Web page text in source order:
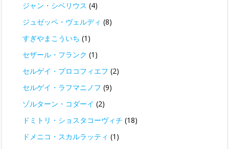
ジャン・シベリウス (4)
ジュゼッペ・ヴェルディ (8)
すぎやまこういち (1)
セザール・フランク (1)
セルゲイ・プロコフィエフ (2)
セルゲイ・ラフマニノフ (9)
ゾルターン・コダーイ (2)
ドミトリ・ショスタコーヴィチ (18)
ドメニコ・スカルラッティ (1)